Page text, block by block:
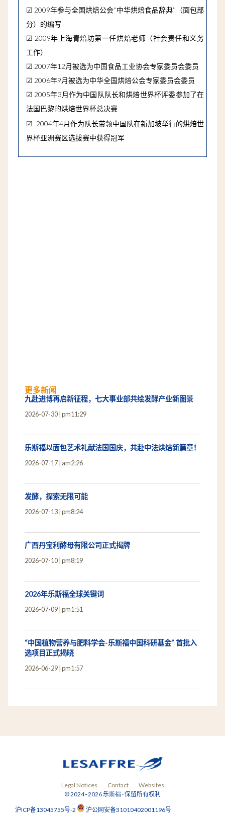
☑ 2009年参与全国烘焙公会‘‘中华烘焙食品辞典’’（面包部
分）的编写
☑ 2009年上海青焙坊第一任烘焙老师（社会责任和义务
工作）
☑ 2007年12月被选为中国食品工业协会专家委员会委员
☑ 2006年9月被选为中华全国烘焙公会专家委员会委员
☑ 2005年3月作为中国队队长和烘焙世界杯评委参加了在
法国巴黎的烘焙世界杯总决赛
☑ 2004年4月作为队长带领中国队在新加坡举行的烘焙世
界杯亚洲赛区选拔赛中获得冠军
更多新闻
九赴进博再启新征程，七大事业部共绘发酵产业新图景
2026-07-30 pm11:29
乐斯福以面包艺术礼献法国国庆，共赴中法烘焙新篇章！
2026-07-17 am2:26
发酵，探索无限可能
2026-07-13 pm8:24
广西丹宝利酵母有限公司正式揭牌
2026-07-10 pm8:19
2026年乐斯福全球关键词
2026-07-09 pm1:51
“中国植物营养与肥料学会-乐斯福中国科研基金” 首批入
选项目正式揭晓
2026-06-29 pm1:57
© 2024–2026 乐斯福 · 保留所有权利
Legal Notices Contact Websites
沪ICP备13045755号-2 沪公网安备31010402001196号